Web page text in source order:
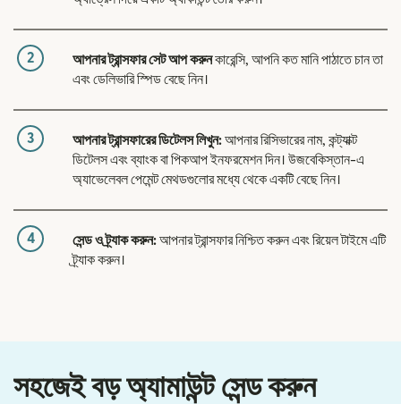
2 আপনার ট্রান্সফার সেট আপ করুনকারেন্সি, আপনি কত মানি পাঠাতে চান তা
এবং ডেলিভারি স্পিড বেছে নিন।
3 আপনার ট্রান্সফারের ডিটেলস লিখুন:আপনার রিসিভারের নাম, কন্ট্যাক্ট
ডিটেলস এবং ব্যাংক বা পিকআপ ইনফরমেশন দিন। উজবেকিস্তান-এ
অ্যাভেলেবল পেমেন্ট মেথডগুলোর মধ্যে থেকে একটি বেছে নিন।
4 সেন্ড ও ট্র্যাক করুন:আপনার ট্রান্সফার নিশ্চিত করুন এবং রিয়েল টাইমে এটি
ট্র্যাক করুন।
সহজেই বড় অ্যামাউন্ট সেন্ড করুন